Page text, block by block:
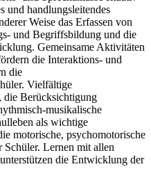
und handlungsleitendes
Weise das Erfassen von
und Begriffsbildung und die
Gemeinsame Aktivitäten
die Interaktions- und
die
Vielfältige
die Berücksichtigung
musikalische
als wichtige
motorische, psychomotorische
Lernen mit allen
die Entwicklung der